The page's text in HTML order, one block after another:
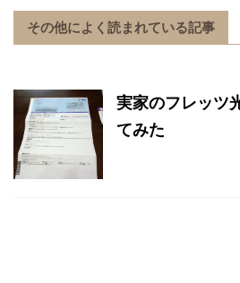
その他によく読まれている記事
実家のフレッツ
てみた